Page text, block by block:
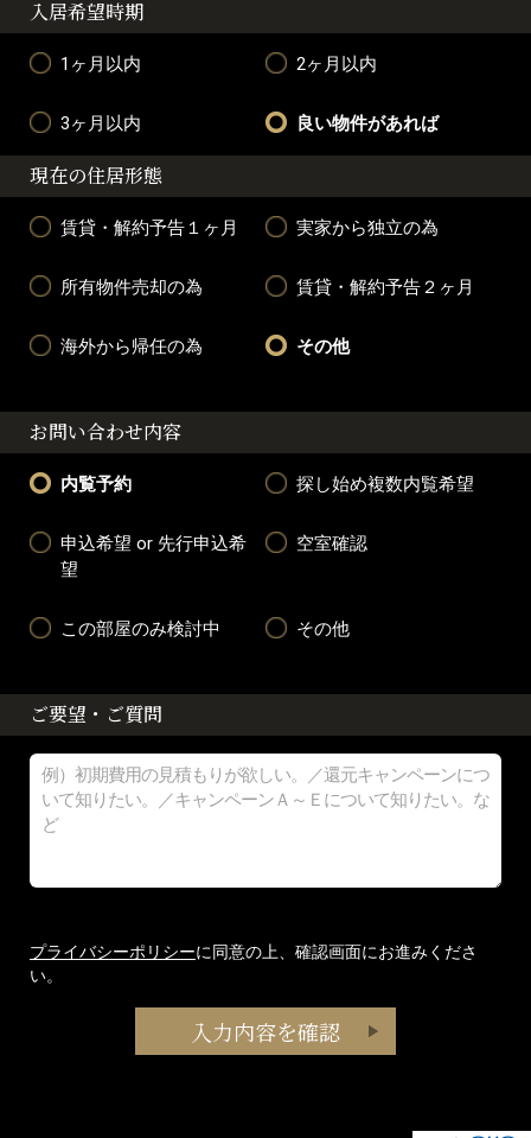
入居希望時期
1ヶ月以内 2ヶ月以内
3ヶ月以内 良い物件があれば
現在の住居形態
賃貸・解約予告１ヶ月 実家から独立の為
所有物件売却の為 賃貸・解約予告２ヶ月
海外から帰任の為 その他
お問い合わせ内容
内覧予約 探し始め複数内覧希望
申込希望 or 先行申込希
望
空室確認
この部屋のみ検討中 その他
ご要望・ご質問
プライバシーポリシーに同意の上、確認画面にお進みくださ
い。